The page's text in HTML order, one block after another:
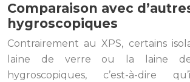
Comparaison avec
hygroscopiques
Contrairement au XPS, certains
laine de verre ou la laine
hygroscopiques, c’est-à-dire